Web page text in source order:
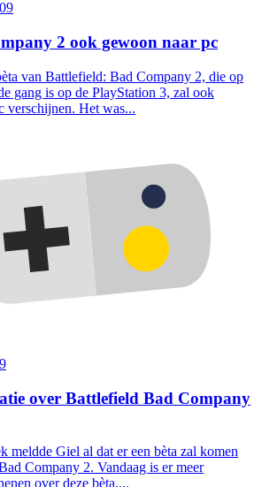
2 ook gewoon naar pc
van Battlefield: Bad Company 2, die op
gang is op de PlayStation 3, zal ook
verschijnen. Het was...
over Battlefield Bad Company
meldde Giel al dat er een bèta zal komen
Company 2. Vandaag is er meer
over deze bèta....